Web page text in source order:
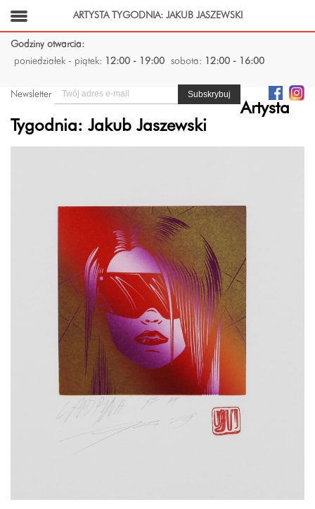
Godziny otwarcia:
poniedziałek - piątek:
12:00 - 19:00 sobota: 12:00 - 16:00
Newsletter
Artysta
Tygodnia: Jakub Jaszewski
ARTYSTA TYGODNIA: JAKUB JASZEWSKI